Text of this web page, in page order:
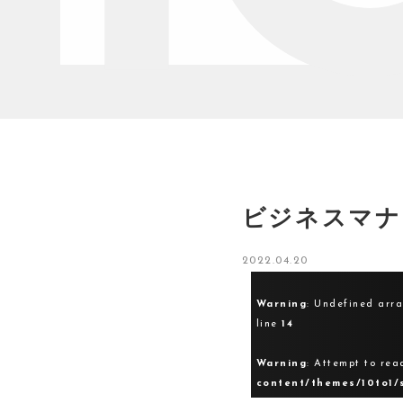
ビジネスマ
2022.04.20
Warning: Undefined
line14
Warning: Attempt to
content/themes/10to1/